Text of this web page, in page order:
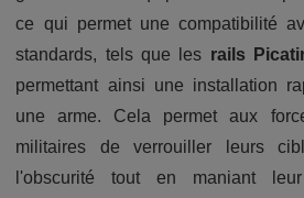
ce qui permet une compatibilité
standards, tels que les rails
permettant ainsi une installation
une arme. Cela permet aux
militaires de verrouiller leurs
l'obscurité tout en maniant